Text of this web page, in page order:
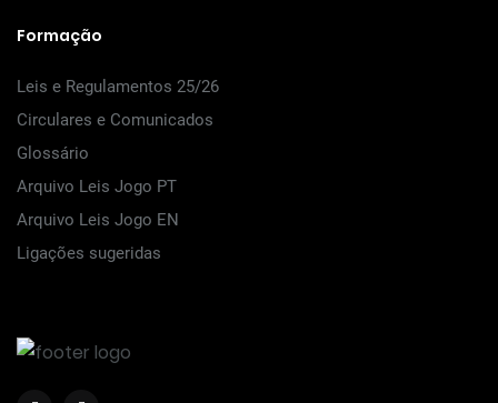
Formação
Leis e Regulamentos 25/26
Circulares e Comunicados
Glossário
Arquivo Leis Jogo PT
Arquivo Leis Jogo EN
Ligações sugeridas